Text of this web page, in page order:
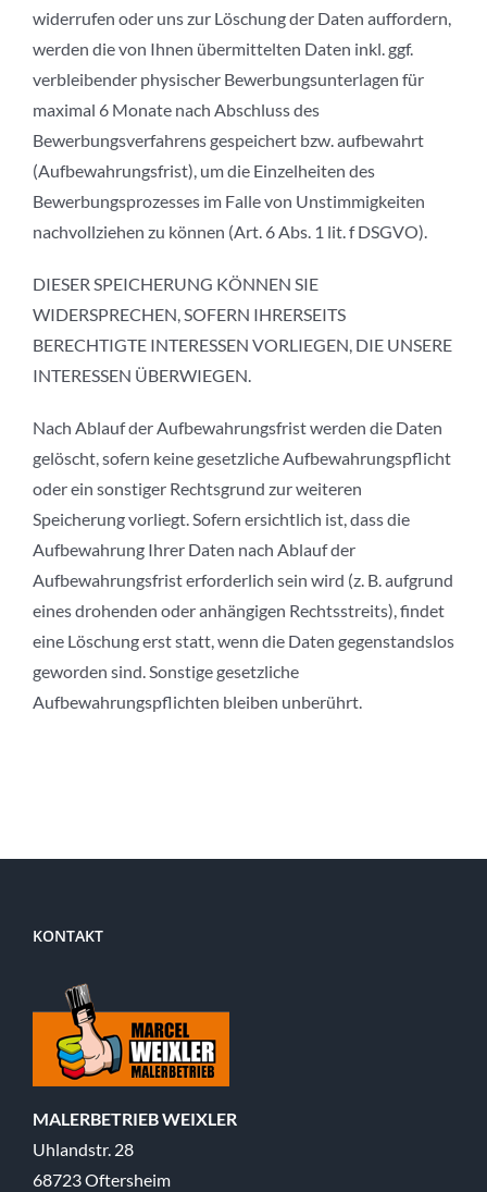
widerrufen oder uns zur Löschung der Daten auffordern,
werden die von Ihnen übermittelten Daten inkl. ggf.
verbleibender physischer Bewerbungsunterlagen für
maximal 6 Monate nach Abschluss des
Bewerbungsverfahrens gespeichert bzw. aufbewahrt
(Aufbewahrungsfrist), um die Einzelheiten des
Bewerbungsprozesses im Falle von Unstimmigkeiten
nachvollziehen zu können (Art. 6 Abs. 1 lit. f DSGVO).
DIESER SPEICHERUNG KÖNNEN SIE
WIDERSPRECHEN, SOFERN IHRERSEITS
BERECHTIGTE INTERESSEN VORLIEGEN, DIE UNSERE
INTERESSEN ÜBERWIEGEN.
Nach Ablauf der Aufbewahrungsfrist werden die Daten
gelöscht, sofern keine gesetzliche Aufbewahrungspflicht
oder ein sonstiger Rechtsgrund zur weiteren
Speicherung vorliegt. Sofern ersichtlich ist, dass die
Aufbewahrung Ihrer Daten nach Ablauf der
Aufbewahrungsfrist erforderlich sein wird (z. B. aufgrund
eines drohenden oder anhängigen Rechtsstreits), findet
eine Löschung erst statt, wenn die Daten gegenstandslos
geworden sind. Sonstige gesetzliche
Aufbewahrungspflichten bleiben unberührt.
KONTAKT
MALERBETRIEB WEIXLER
Uhlandstr. 28
68723 Oftersheim